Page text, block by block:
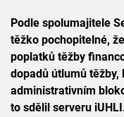
Podle spolumajitele
těžko pochopitelné,
poplatků těžby
dopadů útlumů
administrativním
to sdělil serveru